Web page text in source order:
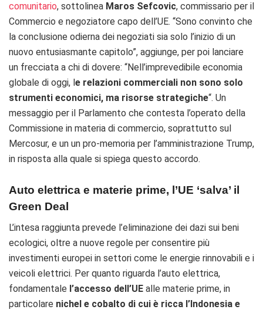
comunitario, sottolinea Maros Sefcovic, commissario per il
Commercio e negoziatore capo dell’UE. “Sono convinto che
la conclusione odierna dei negoziati sia solo l’inizio di un
nuovo entusiasmante capitolo”, aggiunge, per poi lanciare
un frecciata a chi di dovere: “Nell’imprevedibile economia
globale di oggi, l e relazioni commerciali non sono solo
strumenti economici, ma risorse strategiche“. Un
messaggio per il Parlamento che contesta l’operato della
Commissione in materia di commercio, soprattutto sul
Mercosur, e un un pro-memoria per l’amministrazione Trump,
in risposta alla quale si spiega questo accordo.
Auto elettrica e materie prime, l’UE ‘salva’ il
Green Deal
L’intesa raggiunta prevede l’eliminazione dei dazi sui beni
ecologici, oltre a nuove regole per consentire più
investimenti europei in settori come le energie rinnovabili e i
veicoli elettrici. Per quanto riguarda l’auto elettrica,
fondamentale l’accesso dell’UE alle materie prime, in
particolare nichel e cobalto di cui è ricca l’Indonesia e